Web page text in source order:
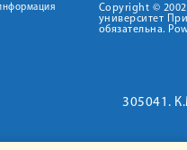
Copyright ©
университет
обязательна.
305041.